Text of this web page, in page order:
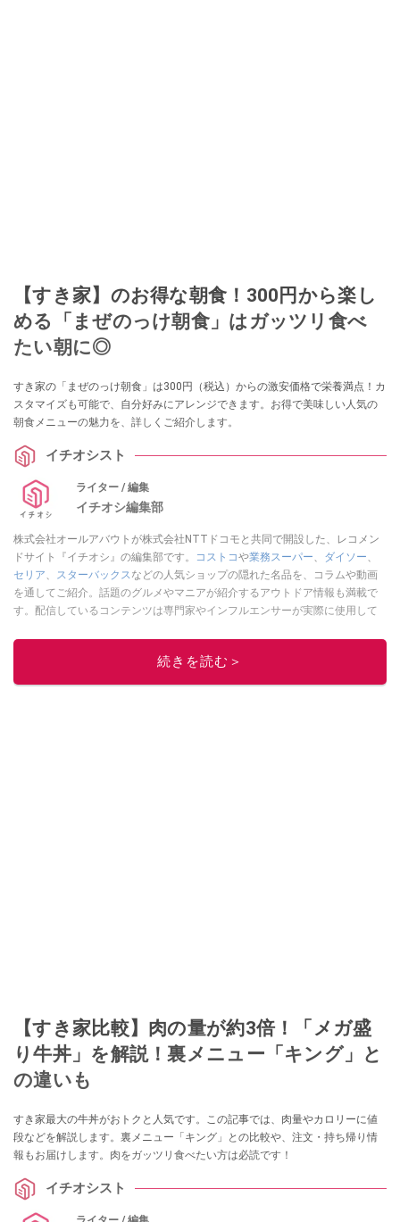
【すき家】のお得な朝食！300円から楽し
める「まぜのっけ朝食」はガッツリ食べ
たい朝に◎
すき家の「まぜのっけ朝食」は300円（税込）からの激安価格で栄養満点！カ
スタマイズも可能で、自分好みにアレンジできます。お得で美味しい人気の
朝食メニューの魅力を、詳しくご紹介します。
イチオシスト
ライター / 編集
イチオシ編集部
株式会社オールアバウトが株式会社NTTドコモと共同で開設した、レコメン
ドサイト『イチオシ』の編集部です。
コストコや業務スーパー ダイソー
セリア
スターバックス などの人気ショップの隠れた名品を、コラムや動画
を通してご紹介。話題のグルメやマニアが紹介するアウトドア情報も満載で
す。配信しているコンテンツは専門家やインフルエンサーが実際に使用して
ニュースでフォロー
続きを読む＞
【すき家比較】肉の量が約3倍！「メガ盛
り牛丼」を解説！裏メニュー「キング」と
の違いも
すき家最大の牛丼がおトクと人気です。この記事では、肉量やカロリーに値
段などを解説します。裏メニュー「キング」との比較や、注文・持ち帰り情
報もお届けします。肉をガッツリ食べたい方は必読です！
イチオシスト